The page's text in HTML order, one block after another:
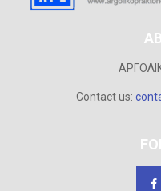
Contact us: